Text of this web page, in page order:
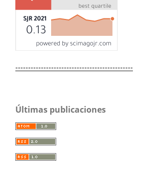
----------------------------------------------
Últimas publicaciones